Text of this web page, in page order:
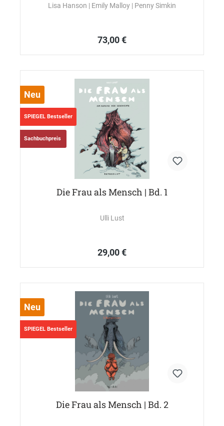
Lisa Hanson | Emily Malloy | Penny Simkin
73,00 €
Neu
SPIEGEL Bestseller
Sachbuchpreis
Die Frau als Mensch | Bd. 1
Ulli Lust
29,00 €
Neu
SPIEGEL Bestseller
Die Frau als Mensch | Bd. 2